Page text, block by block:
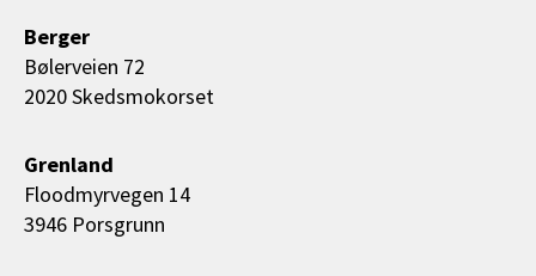
Berger
Bølerveien 72
2020 Skedsmokorset
Grenland
Floodmyrvegen 14
3946 Porsgrunn